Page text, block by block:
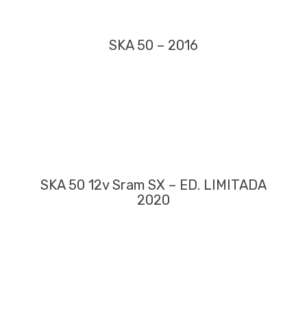
SKA 50 – 2016
SKA 50 12v Sram SX – ED. LIMITADA
2020